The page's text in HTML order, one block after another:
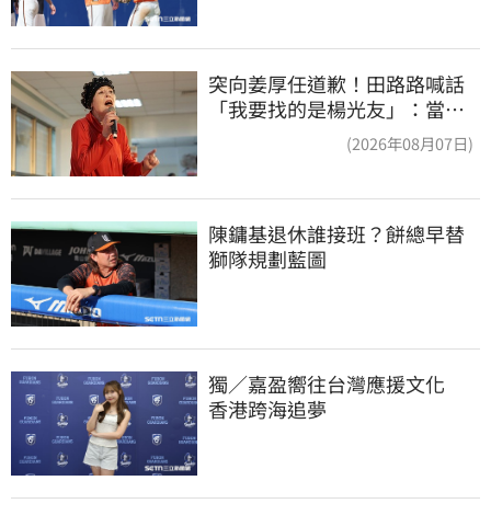
突向姜厚任道歉！田路路喊話
「我要找的是楊光友」：當時
(2026年08月07日)
陳鏞基退休誰接班？餅總早替
獅隊規劃藍圖
獨／嘉盈嚮往台灣應援文化
香港跨海追夢